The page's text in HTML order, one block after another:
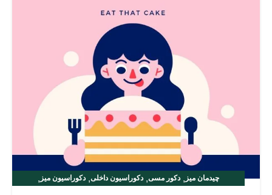
چیدمان میز ,دکور مسی,دکوراسیون داخلی,دکوراسیون میز ,